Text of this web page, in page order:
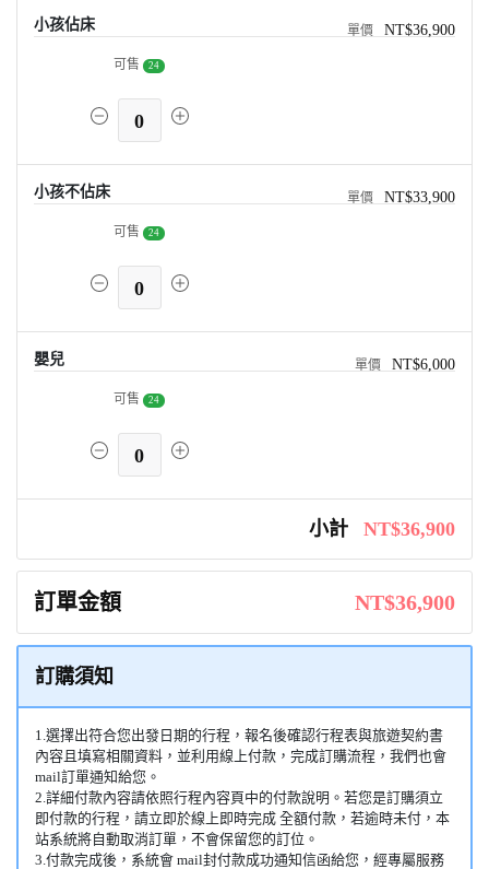
小孩佔床 NT$36,900
可售 24
0
小孩不佔床 NT$33,900
可售 24
0
嬰兒 NT$6,000
可售 24
0
小計 NT$36,900
訂單金額 NT$36,900
訂購須知
1.選擇出符合您出發日期的行程，報名後確認行程表與旅遊契約書
內容且填寫相關資料，並利用線上付款，完成訂購流程，我們也會
mail訂單通知給您。
2.詳細付款內容請依照行程內容頁中的付款說明。若您是訂購須立
即付款的行程，請立即於線上即時完成 全額付款，若逾時未付，本
站系統將自動取消訂單，不會保留您的訂位。
3.付款完成後，系統會 mail封付款成功通知信函給您，經專屬服務